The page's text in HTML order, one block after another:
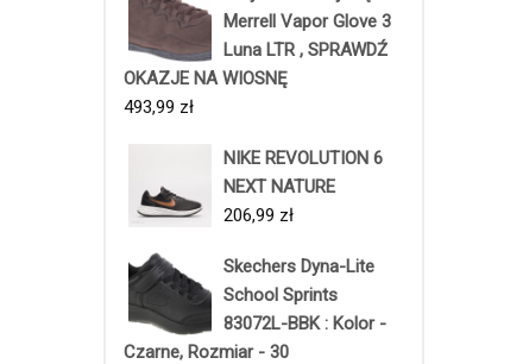
Merrell Vapor Glove 3
Luna LTR , SPRAWDŹ
OKAZJE NA WIOSNĘ
493,99 zł
NIKE REVOLUTION 6
NEXT NATURE
206,99 zł
Skechers Dyna-Lite
School Sprints
83072L-BBK : Kolor -
Czarne, Rozmiar - 30